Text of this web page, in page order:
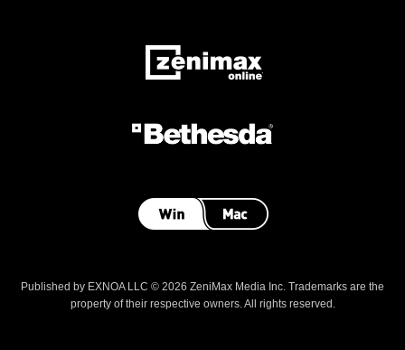
Published by EXNOA LLC © 2026 ZeniMax Media Inc. Trademarks are the
property of their respective owners. All rights reserved.